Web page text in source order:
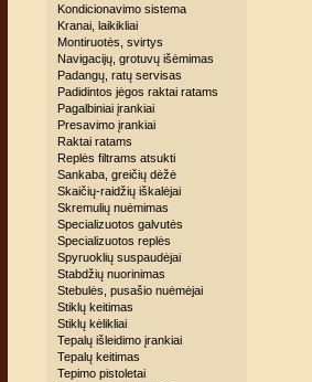
Kondicionavimo sistema
Kranai, laikikliai
Montiruotės, svirtys
Navigacijų, grotuvų išėmimas
Padangų, ratų servisas
Padidintos jėgos raktai ratams
Pagalbiniai įrankiai
Presavimo įrankiai
Raktai ratams
Replės filtrams atsukti
Sankaba, greičių dėžė
Skaičių-raidžių iškalėjai
Skremulių nuėmimas
Specializuotos galvutės
Specializuotos replės
Spyruoklių suspaudėjai
Stabdžių nuorinimas
Stebulės, pusašio nuėmėjai
Stiklų keitimas
Stiklų kėlikliai
Tepalų išleidimo įrankiai
Tepalų keitimas
Tepimo pistoletai